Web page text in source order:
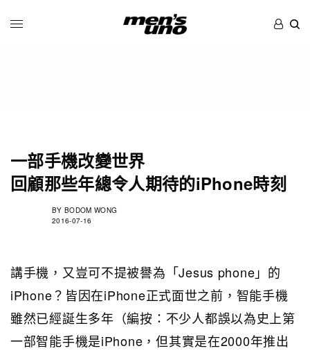
一部手機改變世界
回顧那些年總令人期待的iPhone時刻
BY BODOM WONG
2016-07-16
講手機，又豈可不提被譽為「Jesus phone」的
iPhone？皆因在iPhone正式面世之前，智能手機
雖然已經誕生多年（編按：不少人都誤以為史上第
一部智能手機是iPhone，但其實是在2000年推出